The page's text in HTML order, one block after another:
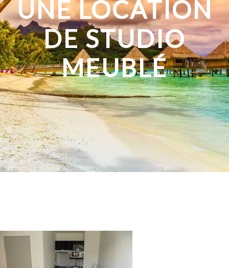
UNE LOCATION
DE STUDIO
MEUBLÉ